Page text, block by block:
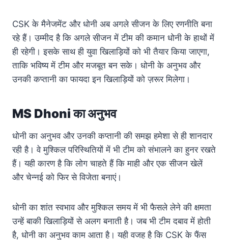
CSK के मैनेजमेंट और धोनी अब अगले सीजन के लिए रणनीति बना
रहे हैं। उम्मीद है कि अगले सीजन में टीम की कमान धोनी के हाथों में
ही रहेगी। इसके साथ ही युवा खिलाड़ियों को भी तैयार किया जाएगा,
ताकि भविष्य में टीम और मजबूत बन सके। धोनी के अनुभव और
उनकी कप्तानी का फायदा इन खिलाड़ियों को ज़रूर मिलेगा।
MS Dhoni का अनुभव
धोनी का अनुभव और उनकी कप्तानी की समझ हमेशा से ही शानदार
रही है। वे मुश्किल परिस्थितियों में भी टीम को संभालने का हुनर रखते
हैं। यही कारण है कि लोग चाहते हैं कि माही और एक सीजन खेलें
और चेन्नई को फिर से विजेता बनाएं।
धोनी का शांत स्वभाव और मुश्किल समय में भी फैसले लेने की क्षमता
उन्हें बाकी खिलाड़ियों से अलग बनाती है। जब भी टीम दबाव में होती
है, धोनी का अनुभव काम आता है। यही वजह है कि CSK के फैंस